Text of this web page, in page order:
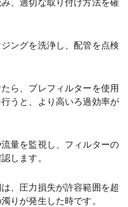
、適切な取り付け方法を確
ングを洗浄し、配管を点検
ら、プレフィルターを使用
うと、より高いろ過効率が
量を監視し、フィルターの
します。
、圧力損失が許容範囲を超
りが発生した時です。